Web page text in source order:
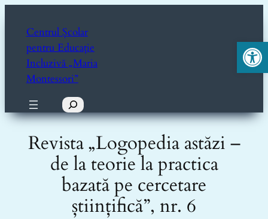
Deschide
conținut
Centrul Școlar
pentru Educație
Incluzivă „Maria
Montessori”
Caută
Revista „Logopedia astăzi –
de la teorie la practica
bazată pe cercetare
științifică”, nr. 6